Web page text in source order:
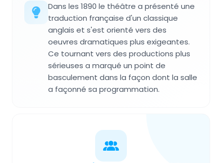
Dans les 1890 le théâtre a présenté une
traduction française d'un classique
anglais et s'est orienté vers des
oeuvres dramatiques plus exigeantes.
Ce tournant vers des productions plus
sérieuses a marqué un point de
basculement dans la façon dont la salle
a façonné sa programmation.